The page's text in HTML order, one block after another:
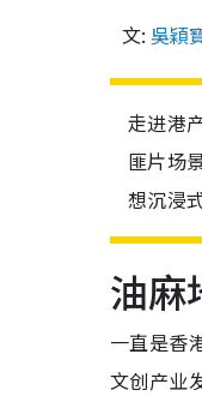
文: 吳穎
走进港
匪片场
想沉浸
油麻
一直是香
文创产业